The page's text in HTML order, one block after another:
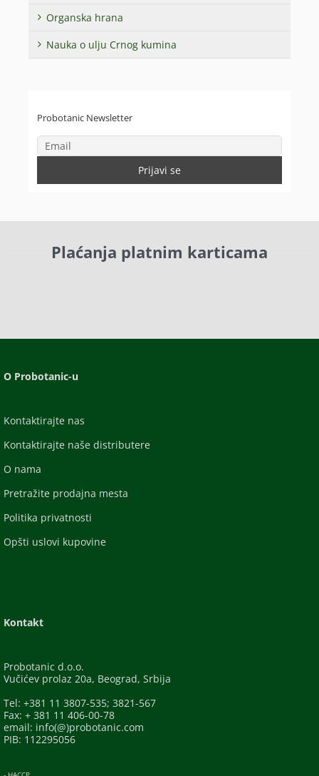
Organska hrana
Nauka o ulju Crnog kumina
Probotanic Newsletter
Plaćanja platnim karticama
O Probotanic-u
Kontaktirajte nas
Kontaktirajte naše distributere
O nama
Pretražite prodajna mesta
Politika privatnosti
Opšti uslovi kupovine
Kontakt
Probotanic d.o.o.
Vučićev prolaz 20a, Beograd, Srbija
Tel: +381 11 3807-535; 3821-567
Fax: + 381 11 406-00-78
email: info(@)probotanic.com
PIB: 112295056